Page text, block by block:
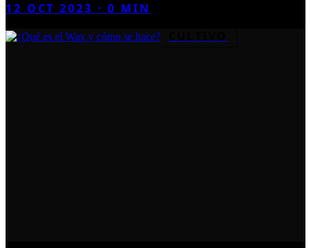
12 OCT 2023 ·0 MIN